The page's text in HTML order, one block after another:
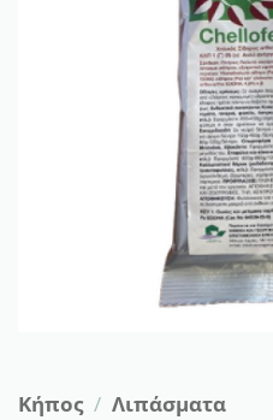
Κήπος / Λιπάσματα